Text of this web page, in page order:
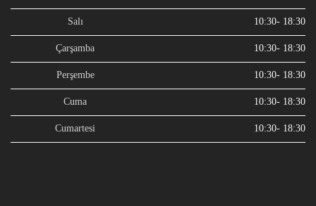
Salı 10:30- 18:30
Çarşamba 10:30- 18:30
Perşembe 10:30- 18:30
Cuma 10:30- 18:30
Cumartesi 10:30- 18:30